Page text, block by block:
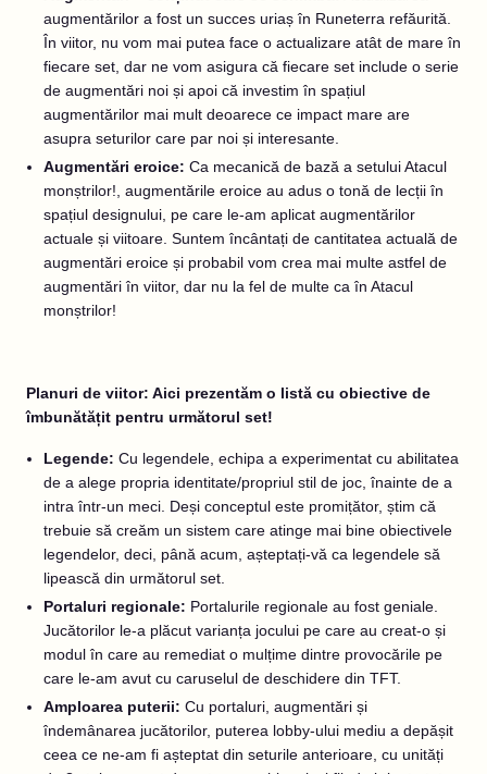
augmentărilor a fost un succes uriaș în Runeterra refăurită.
În viitor, nu vom mai putea face o actualizare atât de mare în
fiecare set, dar ne vom asigura că fiecare set include o serie
de augmentări noi și apoi că investim în spațiul
augmentărilor mai mult deoarece ce impact mare are
asupra seturilor care par noi și interesante.
Augmentări eroice: Ca mecanică de bază a setului Atacul
monștrilor!, augmentările eroice au adus o tonă de lecții în
spațiul designului, pe care le-am aplicat augmentărilor
actuale și viitoare. Suntem încântați de cantitatea actuală de
augmentări eroice și probabil vom crea mai multe astfel de
augmentări în viitor, dar nu la fel de multe ca în Atacul
monștrilor!
Planuri de viitor: Aici prezentăm o listă cu obiective de
îmbunătățit pentru următorul set!
Legende: Cu legendele, echipa a experimentat cu abilitatea
de a alege propria identitate/propriul stil de joc, înainte de a
intra într-un meci. Deși conceptul este promițător, știm că
trebuie să creăm un sistem care atinge mai bine obiectivele
legendelor, deci, până acum, așteptați-vă ca legendele să
lipească din următorul set.
Portaluri regionale: Portalurile regionale au fost geniale.
Jucătorilor le-a plăcut varianța jocului pe care au creat-o și
modul în care au remediat o mulțime dintre provocările pe
care le-am avut cu caruselul de deschidere din TFT.
Amploarea puterii: Cu portaluri, augmentări și
îndemânarea jucătorilor, puterea lobby-ului mediu a depășit
ceea ce ne-am fi așteptat din seturile anterioare, cu unități